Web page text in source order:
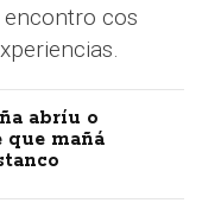
encontro cos
abríu o
que mañá